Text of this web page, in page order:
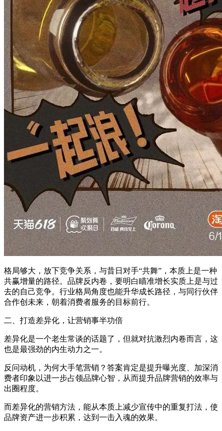
格局够大，放下竞争关系，与昔日对手“共舞”，本质上是一种
共赢增量的路径。品牌反内卷，要明白瞄准增长实质上是与过
去的自己竞争。行业格局角度也能升华成长路径，与同行伙伴
合作创未来，朝着消费者服务的目标前行。
二、打造差异化，让营销事半功倍
差异化是一个老生常谈的话题了，但就对抗激烈内卷而言，这
也是最强劲的内生动力之一。
反问动机，为何大手笔营销？答案肯定是提升曝光度、加深消
费者印象以进一步占领品牌心智，从而提升品牌营销的效率与
出圈程度。
而差异化的营销方法，能从本质上减少宣传中的重复打法，使
品牌资产进一步积累，达到一击入魂的效果。